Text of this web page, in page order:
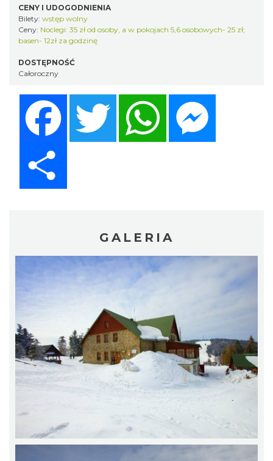
CENY I UDOGODNIENIA
Bilety: wstęp wolny
Ceny: Noclegi: 35 zł od osoby, a w pokojach 5,6 osobowych- 25 zł;
basen- 12zł za godzinę
DOSTĘPNOŚĆ
Całoroczny
Twitter WhatsApp
GALERIA